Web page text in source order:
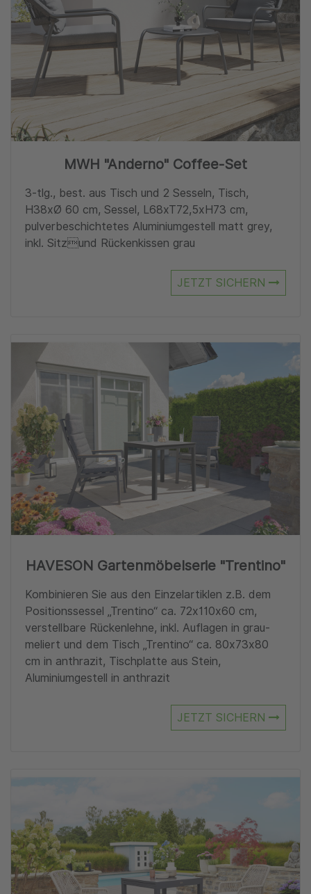
MWH "Anderno" Coffee-Set
3-tlg., best. aus Tisch und 2 Sesseln, Tisch,
H38xØ 60 cm, Sessel, L68xT72,5xH73 cm,
pulverbeschichtetes Aluminiumgestell matt grey,
inkl. Sitzund Rückenkissen grau
JETZT SICHERN
HAVESON Gartenmöbelserie "Trentino"
Kombinieren Sie aus den Einzelartiklen z.B. dem
Positionssessel „Trentino“ ca. 72x110x60 cm,
verstellbare Rückenlehne, inkl. Auflagen in grau-
meliert und dem Tisch „Trentino“ ca. 80x73x80
cm in anthrazit, Tischplatte aus Stein,
Aluminiumgestell in anthrazit
JETZT SICHERN